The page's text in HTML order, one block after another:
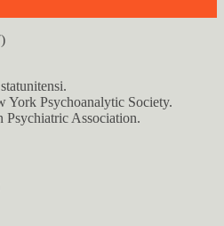
York Psychoanalytic Society.
Psychiatric Association.